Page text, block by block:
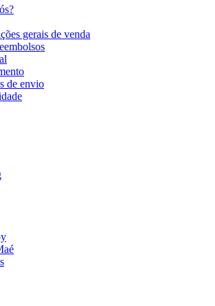
gerais de venda
de envio